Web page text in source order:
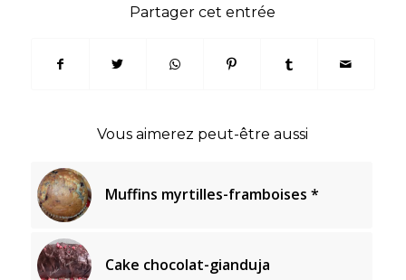
Partager cet entrée
Vous aimerez peut-être aussi
Muffins myrtilles-framboises *
Cake chocolat-gianduja